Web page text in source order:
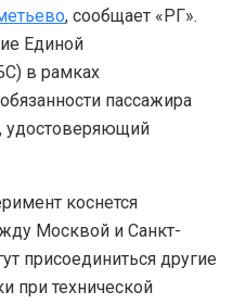
, сообщает «РГ».
Единой
в рамках
пассажира
удостоверяющий
коснется
Москвой и Санкт-
присоединиться другие
при технической